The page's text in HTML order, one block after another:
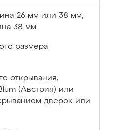
26 мм или 38 мм;
38 мм
размера
открывания,
(Австрия) или
дверок или